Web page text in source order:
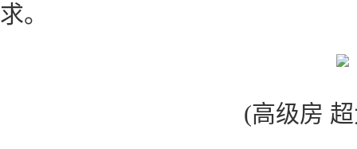
求。
(高级房